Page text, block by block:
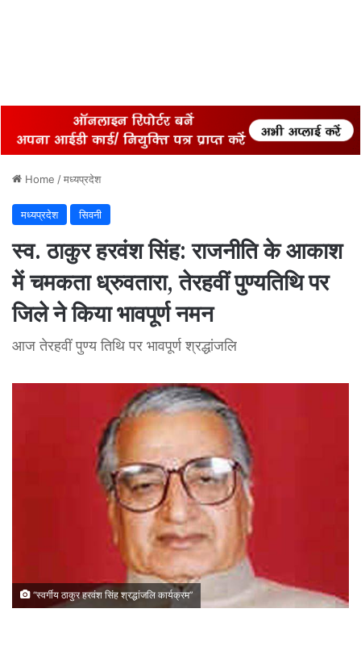
Home /मध्यप्रदेश
मध्यप्रदेश सिवनी
स्व. ठाकुर हरवंश सिंह: राजनीति के आकाश
में चमकता ध्रुवतारा, तेरहवीं पुण्यतिथि पर
जिले ने किया भावपूर्ण नमन
आज तेरहवीं पुण्य तिथि पर भावपूर्ण श्रद्धांजलि
“स्वर्गीय ठाकुर हरवंश सिंह श्रद्धांजलि कार्यक्रम”